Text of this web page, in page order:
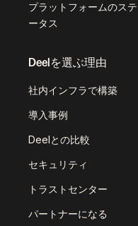
プラットフォームのステ
ータス
Deelを選ぶ理由
社内インフラで構築
導入事例
Deelとの比較
セキュリティ
トラストセンター
パートナーになる